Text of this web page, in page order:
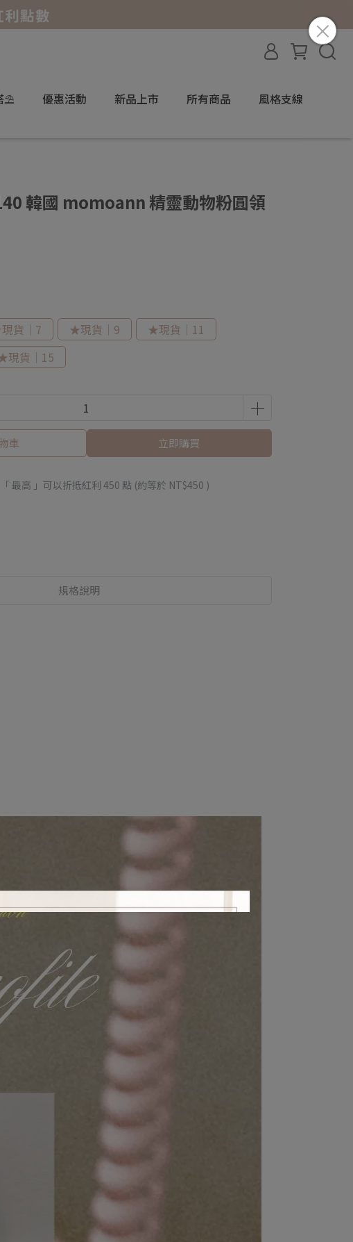
⛱️ 優惠活動 新品上市 所有商品
風格支線
韓國 momoann 精靈動物粉圓領
貨｜7 ★現貨｜9
★現貨｜11
現貨｜15
車 立即購買
最高 」可以折抵紅利 450 點 (約等於 NT$450 )
規格說明